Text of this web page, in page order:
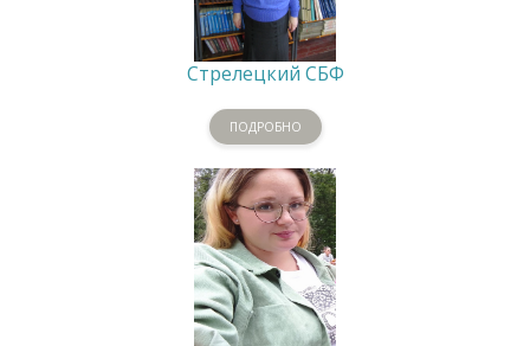
Стрелецкий СБФ
ПОДРОБНО